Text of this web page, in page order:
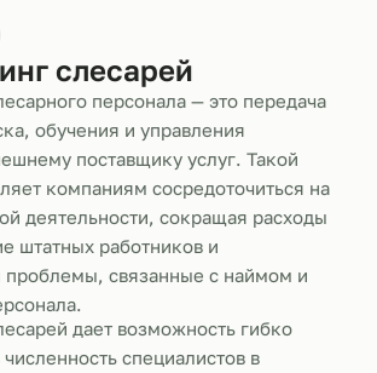
слесарей
персонала — это передача
обучения и управления
поставщику услуг. Такой
компаниям сосредоточиться на
деятельности, сокращая расходы
штатных работников и
связанные с наймом и
дает возможность гибко
численность специалистов в